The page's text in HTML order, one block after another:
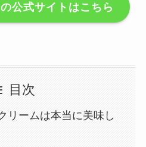
公式サイトはこちら
目次
リームは本当に美味し